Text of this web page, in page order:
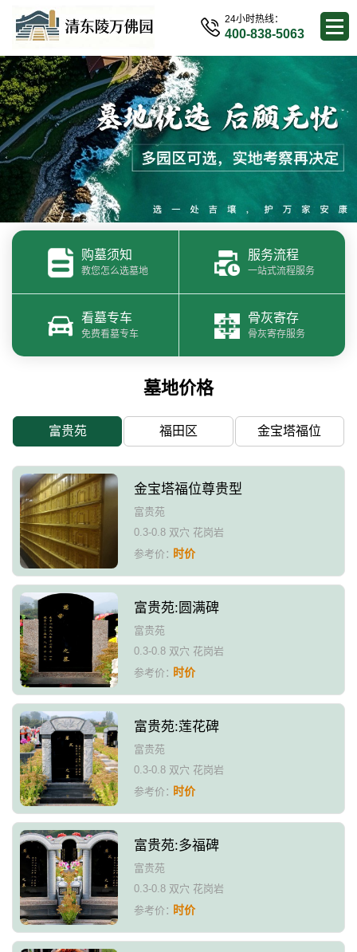
24小时热线：
400-838-5063
购墓须知
教您怎么选墓地
服务流程
一站式流程服务
看墓专车
免费看墓专车
骨灰寄存
骨灰寄存服务
墓地价格
富贵苑 福田区 金宝塔福位
金宝塔福位尊贵型
富贵苑
0.3-0.8 双穴 花岗岩
参考价：时价
富贵苑:圆满碑
富贵苑
0.3-0.8 双穴 花岗岩
参考价：时价
富贵苑:莲花碑
富贵苑
0.3-0.8 双穴 花岗岩
参考价：时价
富贵苑:多福碑
富贵苑
0.3-0.8 双穴 花岗岩
参考价：时价